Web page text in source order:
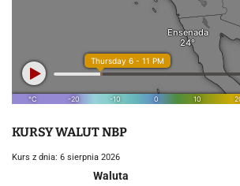
KURSY WALUT NBP
Kurs z dnia: 6 sierpnia 2026
Waluta